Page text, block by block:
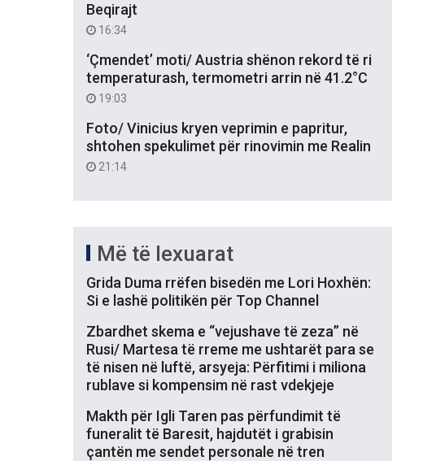
Beqirajt
16:34
‘Çmendet’ moti/ Austria shënon rekord të ri
temperaturash, termometri arrin në 41.2°C
19:03
Foto/ Vinicius kryen veprimin e papritur,
shtohen spekulimet për rinovimin me Realin
21:14
Më të lexuarat
Grida Duma rrëfen bisedën me Lori Hoxhën:
Si e lashë politikën për Top Channel
Zbardhet skema e “vejushave të zeza” në
Rusi/ Martesa të rreme me ushtarët para se
të nisen në luftë, arsyeja: Përfitimi i miliona
rublave si kompensim në rast vdekjeje
Makth për Igli Taren pas përfundimit të
funeralit të Baresit, hajdutët i grabisin
çantën me sendet personale në tren